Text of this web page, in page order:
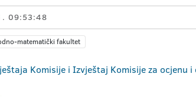
09:53:48
matematički fakultet
Komisije i Izvještaj Komisije za